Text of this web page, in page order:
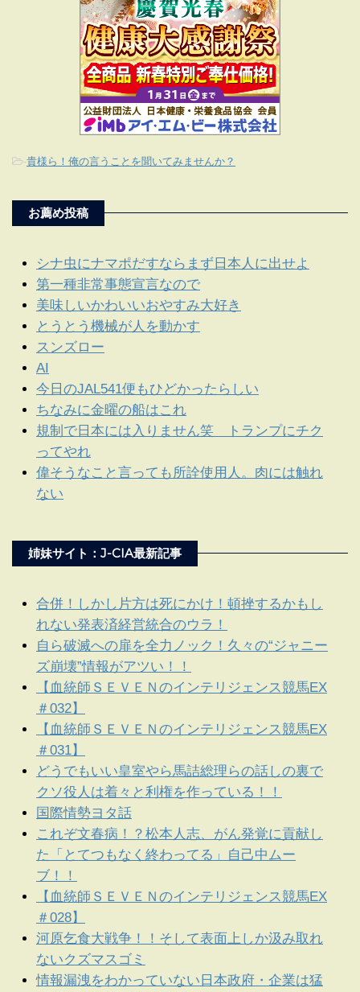
-貴様ら！俺の言うことを聞いてみませんか？
お薦め投稿
シナ虫にナマポだすならまず日本人に出せよ
第一種非常事態宣言なので
美味しいかわいいおやすみ大好き
とうとう機械が人を動かす
スンズロー
AI
今日のJAL541便もひどかったらしい
ちなみに金曜の船はこれ
規制で日本には入りません笑 トランプにチク
ってやれ
偉そうなこと言っても所詮使用人。肉には触れ
ない
姉妹サイト：J-CIA最新記事
合併！しかし片方は死にかけ！頓挫するかもし
れない発表済経営統合のウラ！
自ら破滅への扉を全力ノック！久々の“ジャニー
ズ崩壊”情報がアツい！！
【血統師ＳＥＶＥＮのインテリジェンス競馬EX
＃032】
【血統師ＳＥＶＥＮのインテリジェンス競馬EX
＃031】
どうでもいい皇室やら馬詰総理らの話しの裏で
クソ役人は着々と利権を作っている！！
国際情勢ヨタ話
これぞ文春病！？松本人志、がん発覚に貢献し
た「とてつもなく終わってる」自己中ムー
ブ！！
【血統師ＳＥＶＥＮのインテリジェンス競馬EX
＃028】
河原乞食大戦争！！そして表面上しか汲み取れ
ないクズマスゴミ
情報漏洩をわかっていない日本政府・企業は猛